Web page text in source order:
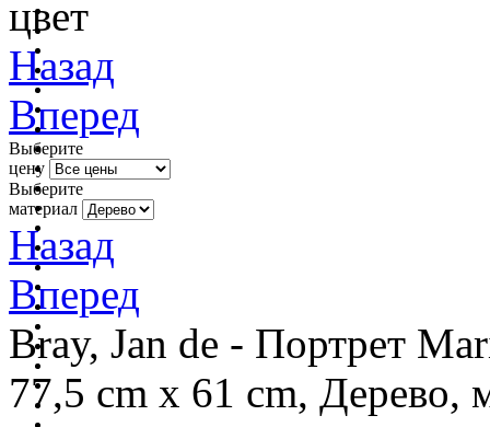
цвет
Назад
Вперед
Выберите
цену
Выберите
материал
Назад
Вперед
Bray, Jan de - Портрет
77,5 cm x 61 cm, Дерево,